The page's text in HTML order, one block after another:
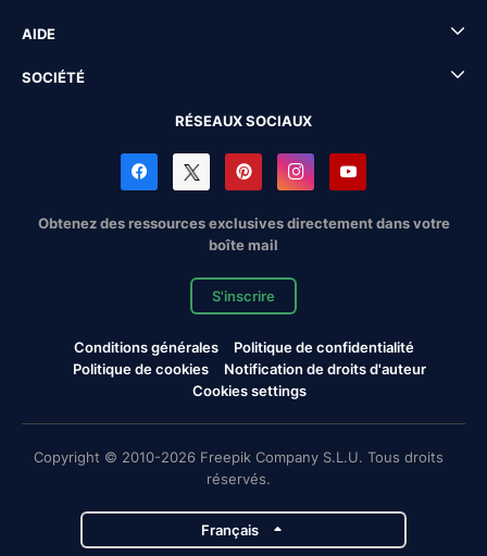
AIDE
SOCIÉTÉ
RÉSEAUX SOCIAUX
Obtenez des ressources exclusives directement dans votre
boîte mail
S'inscrire
Conditions générales
Politique de confidentialité
Politique de cookies
Notification de droits d'auteur
Cookies settings
Copyright © 2010-2026 Freepik Company S.L.U. Tous droits
réservés.
Français